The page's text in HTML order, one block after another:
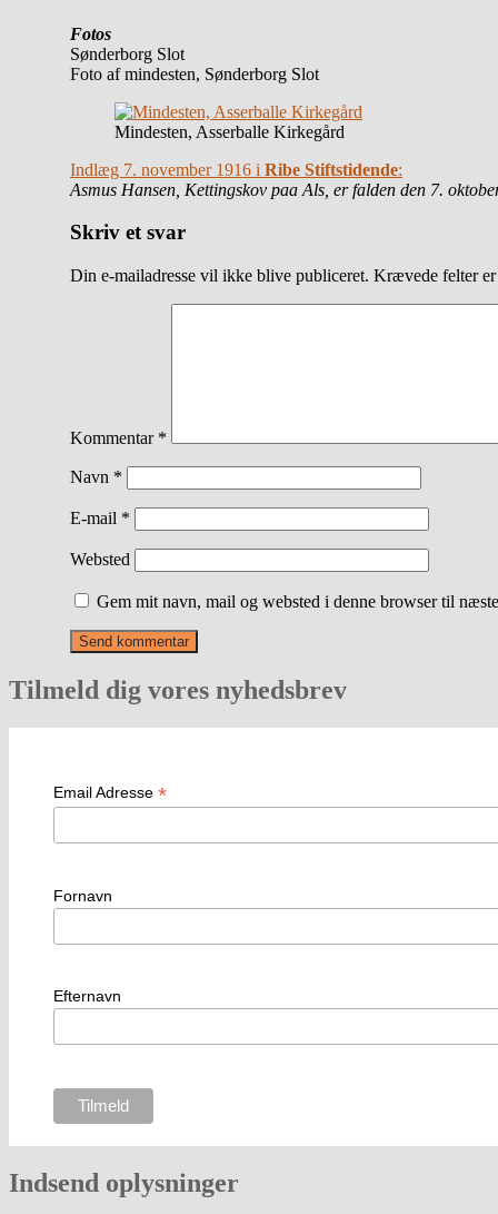
Fotos
Sønderborg Slot
Foto af mindesten, Sønderborg Slot
Mindesten, Asserballe Kirkegård
Indlæg 7. november 1916 i Ribe Stiftstidende:
Asmus Hansen, Kettingskov paa Als, er falden den 7.
Skriv et svar
Din e-mailadresse vil ikke blive publiceret. Krævede felter er
Kommentar *
Navn *
E-mail *
Websted
Gem mit navn, mail og websted i denne browser til
Tilmeld dig vores nyhedsbrev
Email Adresse *
Fornavn
Efternavn
Indsend oplysninger